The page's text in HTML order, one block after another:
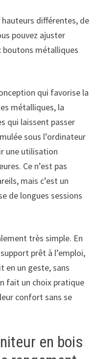
différentes, de
pouvez ajuster
boutons métalliques
qui favorise la
métalliques, la
qui laissent passer
sous l’ordinateur
une utilisation
Ce n’est pas
mais c’est un
de longues sessions
très simple. En
prêt à l’emploi,
en un geste, sans
fait un choix pratique
confort sans se
en bois